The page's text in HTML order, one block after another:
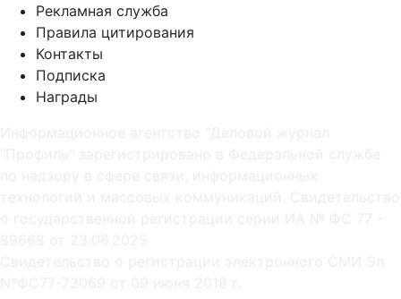
Рекламная служба
Правила цитирования
Контакты
Подписка
Награды